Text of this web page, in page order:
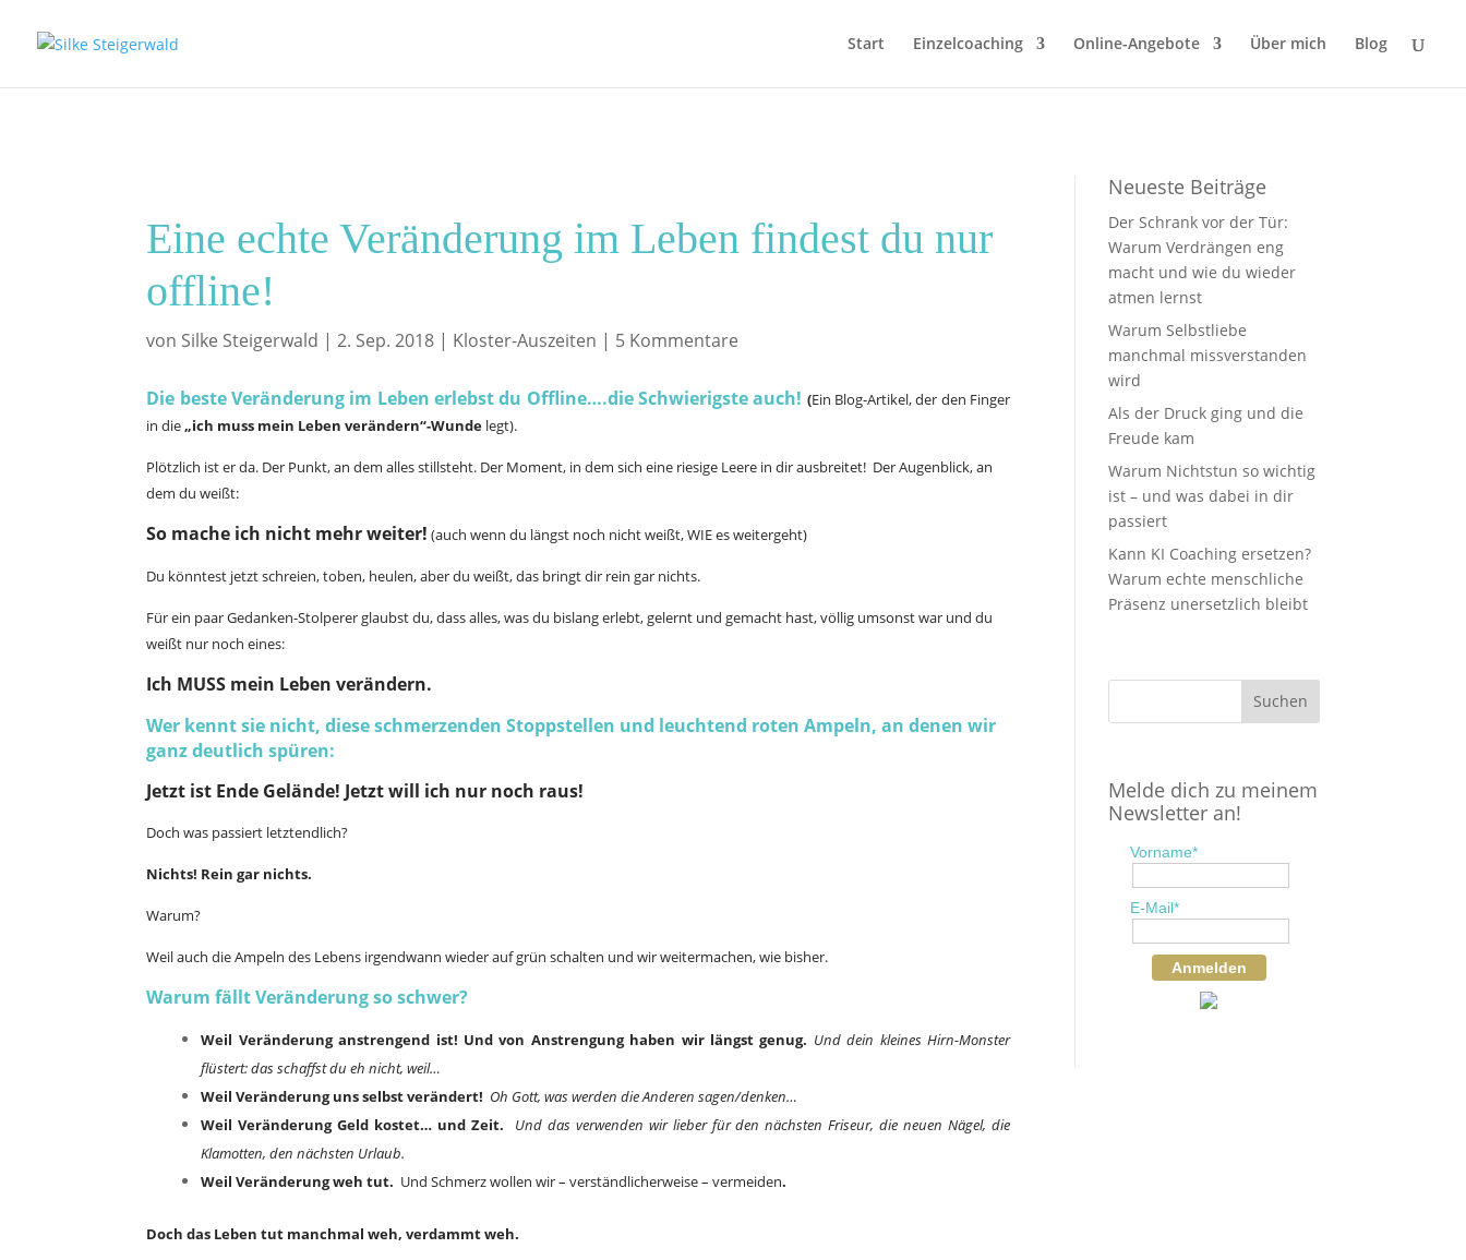
Start Einzelcoaching Online-Angebote Über mich Blog
Eine echte Veränderung im Leben findest du nur
offline!
von Silke Steigerwald |2. Sep. 2018 | Kloster-Auszeiten | 5 Kommentare
Die beste Veränderung im Leben erlebst du Offline….die Schwierigste auch! (Ein Blog-Artikel, der den Finger
in die„ich muss mein Leben verändern“-Wunde legt).
Plötzlich ist er da. Der Punkt, an dem alles stillsteht. Der Moment, in dem sich eine riesige Leere in dir ausbreitet! Der Augenblick, an
dem du weißt:
So mache ich nicht mehr weiter! (auch wenn du längst noch nicht weißt, WIE es weitergeht)
Du könntest jetzt schreien, toben, heulen, aber du weißt, das bringt dir rein gar nichts.
Für ein paar Gedanken-Stolperer glaubst du, dass alles, was du bislang erlebt, gelernt und gemacht hast, völlig umsonst war und du
weißt nur noch eines:
Ich MUSS mein Leben verändern.
Wer kennt sie nicht, diese schmerzenden Stoppstellen und leuchtend roten Ampeln, an denen wir
ganz deutlich spüren:
Jetzt ist Ende Gelände! Jetzt will ich nur noch raus!
Doch was passiert letztendlich?
Nichts! Rein gar nichts.
Warum?
Weil auch die Ampeln des Lebens irgendwann wieder auf grün schalten und wir weitermachen, wie bisher.
Warum fällt Veränderung so schwer?
Weil Veränderung anstrengend ist! Und von Anstrengung haben wir längst genug. Und dein kleines Hirn-Monster
flüstert: das schaffst du eh nicht, weil…
Weil Veränderung uns selbst verändert! Oh Gott, was werden die Anderen sagen/denken…
Weil Veränderung Geld kostet… und Zeit.
Und das verwenden wir lieber für den nächsten Friseur, die neuen Nägel, die
Klamotten, den nächsten Urlaub.
Weil Veränderung weh tut. Und Schmerz wollen wir – verständlicherweise – vermeiden.
Doch das Leben tut manchmal weh, verdammt weh.
Neueste Beiträge
Der Schrank vor der Tür:
Warum Verdrängen eng
macht und wie du wieder
atmen lernst
Warum Selbstliebe
manchmal missverstanden
wird
Als der Druck ging und die
Freude kam
Warum Nichtstun so wichtig
ist – und was dabei in dir
passiert
Kann KI Coaching ersetzen?
Warum echte menschliche
Präsenz unersetzlich bleibt
Melde dich zu meinem
Newsletter an!
Vorname*
E-Mail*
Anmelden